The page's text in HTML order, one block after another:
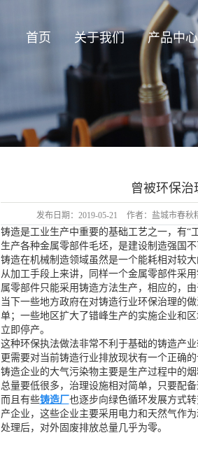
首页 关于我们 产品中心
曾被环保治
发布日期： 2019-05-21 作者： 盐城市春秋
铸造是工业生产中重要的基础工艺之一，有“
生产各种金属零部件毛坯，是建设制造强国不
铸造在机械制造领域虽然是一个能耗相对较
从加工手段上来讲，同样一个金属零部件采
属零部件只能采用铸造方法生产，相应的，
当下一些地方政府在对铸造行业环保治理的
单；一些地区扩大了错峰生产的实施企业和
立即停产。
这种环保执法做法非常不利于基础的铸造产
更需要对当前铸造行业排放现状有一个正确的
铸造企业的大气污染物主要是生产过程中的
总量要低很多，治理设施相对简单，只要配
而且有些铸造厂 也逐步向绿色循环发展方式
产企业，这些企业主要采用电力和天然气作
处理后，对外固废排放总量几乎为零。